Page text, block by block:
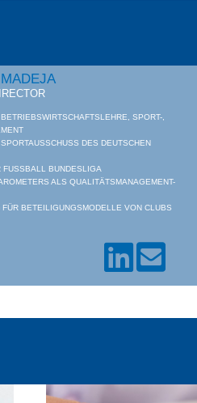
SPORT-,
DES DEUTSCHEN
BUNDESLIGA
ALS QUALITÄTSMANAGEMENT-
BETEILIGUNGSMODELLE VON CLUBS